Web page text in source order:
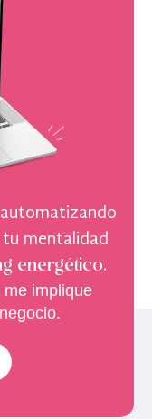
automatizando
mentalidad
energético.
implique